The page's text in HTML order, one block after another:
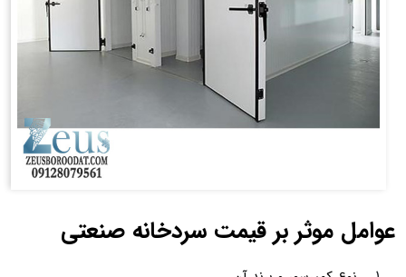
عوامل موثر بر قیمت سردخانه صنعتی